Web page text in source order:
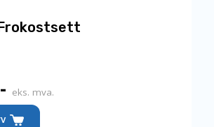
eks. mva.